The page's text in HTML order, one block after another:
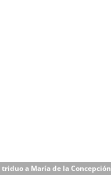
triduo a María de la Concepción